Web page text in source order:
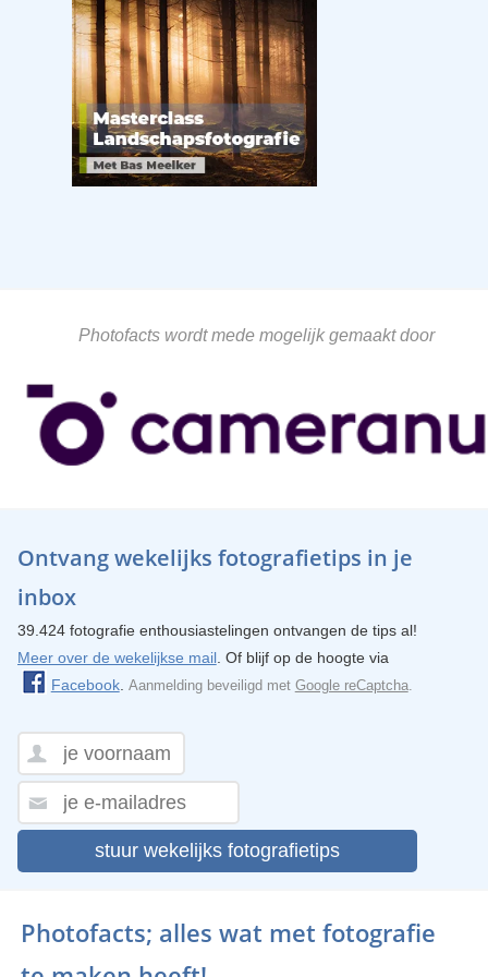
Photofacts wordt mede mogelijk gemaakt door
Ontvang wekelijks fotografietips in je
inbox
39.424 fotografie enthousiastelingen ontvangen de tips al!
Meer over de wekelijkse mail. Of blijf op de hoogte via
Facebook. Aanmelding beveiligd met Google reCaptcha.
stuur wekelijks fotografietips
Photofacts; alles wat met fotografie